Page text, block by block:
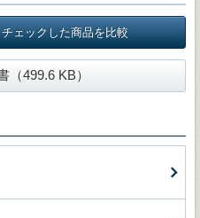
チェックした商品を比較
（499.6 KB）